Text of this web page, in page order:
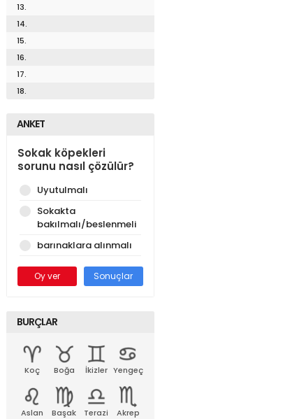
13.
14.
15.
16.
17.
18.
ANKET
Sokak köpekleri
sorunu nasıl çözülür?
Uyutulmalı
Sokakta
bakılmalı/beslenmeli
barınaklara alınmalı
Oy ver Sonuçlar
BURÇLAR
Koç Boğa İkizler Yengeç
Aslan Başak Terazi Akrep